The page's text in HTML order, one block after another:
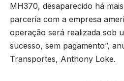
MH370, desaparecido há
parceria com a empresa
operação será realizada sob
sucesso, sem pagamento”,
Transportes, Anthony Loke.